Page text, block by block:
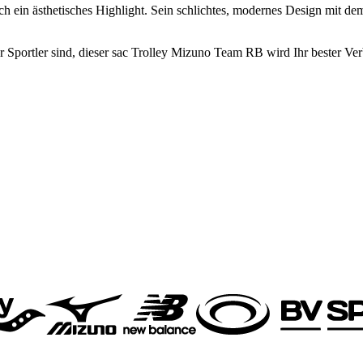
ein ästhetisches Highlight. Sein schlichtes, modernes Design mit
sind, dieser sac Trolley Mizuno Team RB wird Ihr bester